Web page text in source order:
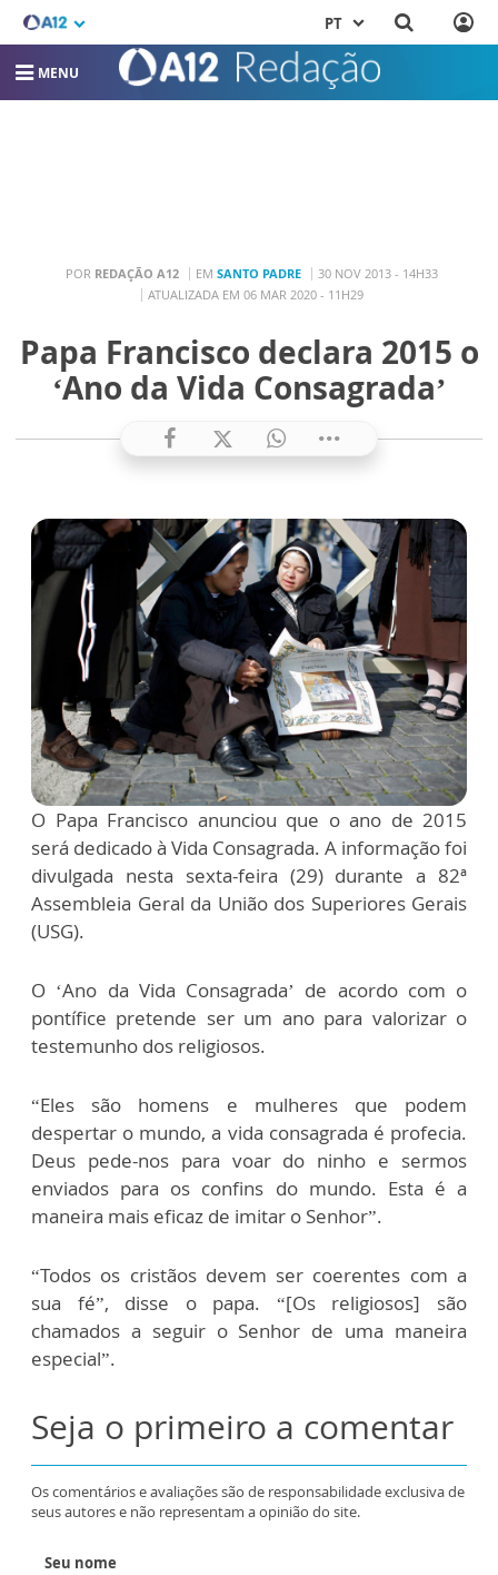
PT
MENU
POR REDAÇÃO A12 EM SANTO PADRE
30 NOV 2013 - 14H33
ATUALIZADA EM 06 MAR 2020 - 11H29
Papa Francisco declara 2015 o
‘Ano da Vida Consagrada’
O Papa Francisco anunciou que o ano de 2015
será dedicado à Vida Consagrada. A informação foi
divulgada nesta sexta-feira (29) durante a 82ª
Assembleia Geral da União dos Superiores Gerais
(USG).
O ‘Ano da Vida Consagrada’ de acordo com o
pontífice pretende ser um ano para valorizar o
testemunho dos religiosos.
“Eles são homens e mulheres que podem
despertar o mundo, a vida consagrada é profecia.
Deus pede-nos para voar do ninho e sermos
enviados para os confins do mundo. Esta é a
maneira mais eficaz de imitar o Senhor”.
“Todos os cristãos devem ser coerentes com a
sua fé”, disse o papa. “[Os religiosos] são
chamados a seguir o Senhor de uma maneira
especial”.
Seja o primeiro a comentar
Os comentários e avaliações são de responsabilidade exclusiva de
seus autores e não representam a opinião do site.
Seu nome